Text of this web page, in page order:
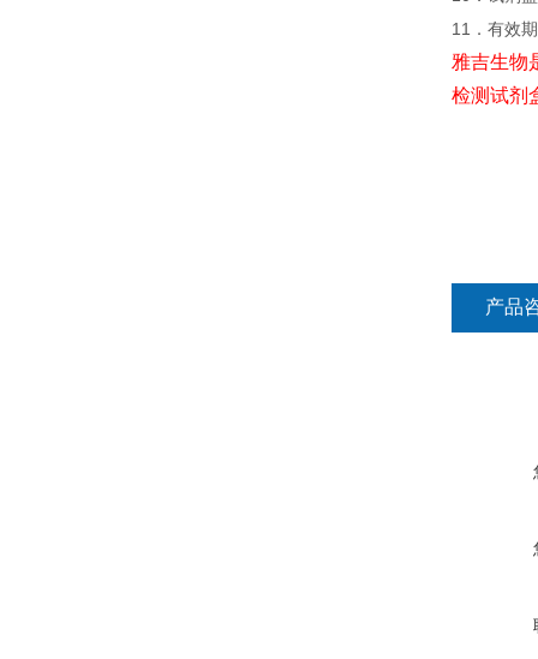
11．有效
雅吉生物
检测试剂
产品